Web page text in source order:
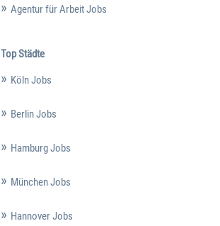
Agentur für Arbeit Jobs
Top Städte
Köln Jobs
Berlin Jobs
Hamburg Jobs
München Jobs
Hannover Jobs